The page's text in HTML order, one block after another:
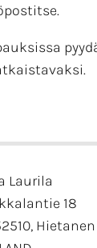
Laurila
18
Hietanen